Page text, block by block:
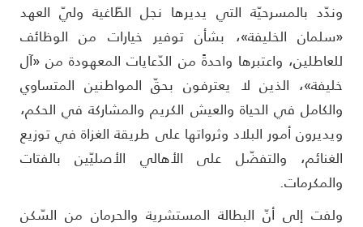
بالمسرحيّة التي يديرها نجل الطّاغية وليّ العهد
الخليفة»، بشأن توفير خيارات من الوظائف
واعتبرها واحدةً من الدّعايات المعهودة من «آل
الذين لا يعترفون بحقّ المواطنين المتساوي
في الحياة والعيش الكريم والمشاركة في الحكم،
أمور البلاد وثرواتها على طريقة الغزاة في توزيع
والتفضّل على الأهالي الأصليّين بالفتات
إلى أنّ البطالة المستشرية والحرمان من السّكن